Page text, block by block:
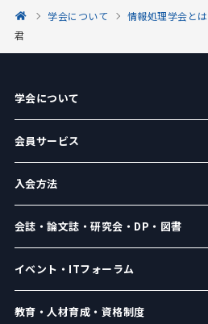
学会について 情報処理学会とは
君
学会について
会員サービス
入会方法
会誌・論文誌・研究会・DP・図書
イベント・ITフォーラム
教育・人材育成・資格制度